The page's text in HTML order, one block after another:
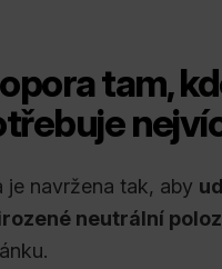
tam,
je navržena tak, aby
neutrální